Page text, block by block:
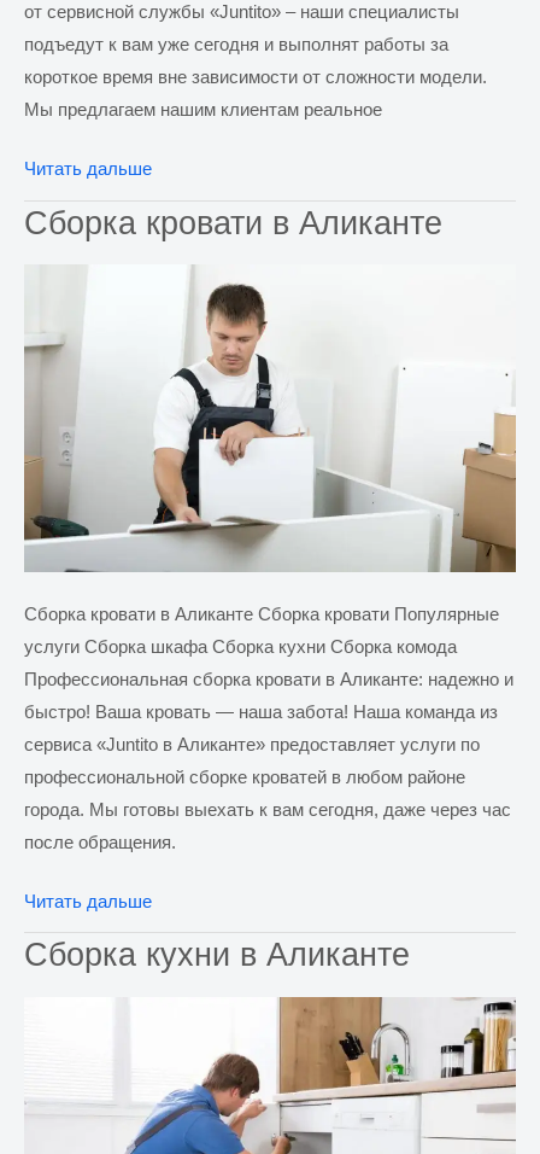
от сервисной службы «Juntito» – наши специалисты
подъедут к вам уже сегодня и выполнят работы за
короткое время вне зависимости от сложности модели.
Мы предлагаем нашим клиентам реальное
Сборка
комода
в
Читать дальше
Сборка кровати в Аликанте
Сборка кровати в Аликанте Сборка кровати Популярные
услуги Сборка шкафа Сборка кухни Сборка комода
Профессиональная сборка кровати в Аликанте: надежно и
быстро! Ваша кровать — наша забота! Наша команда из
сервиса «Juntito в Аликанте» предоставляет услуги по
профессиональной сборке кроватей в любом районе
города. Мы готовы выехать к вам сегодня, даже через час
после обращения.
Сборка
кровати
в
Читать дальше
Сборка кухни в Аликанте